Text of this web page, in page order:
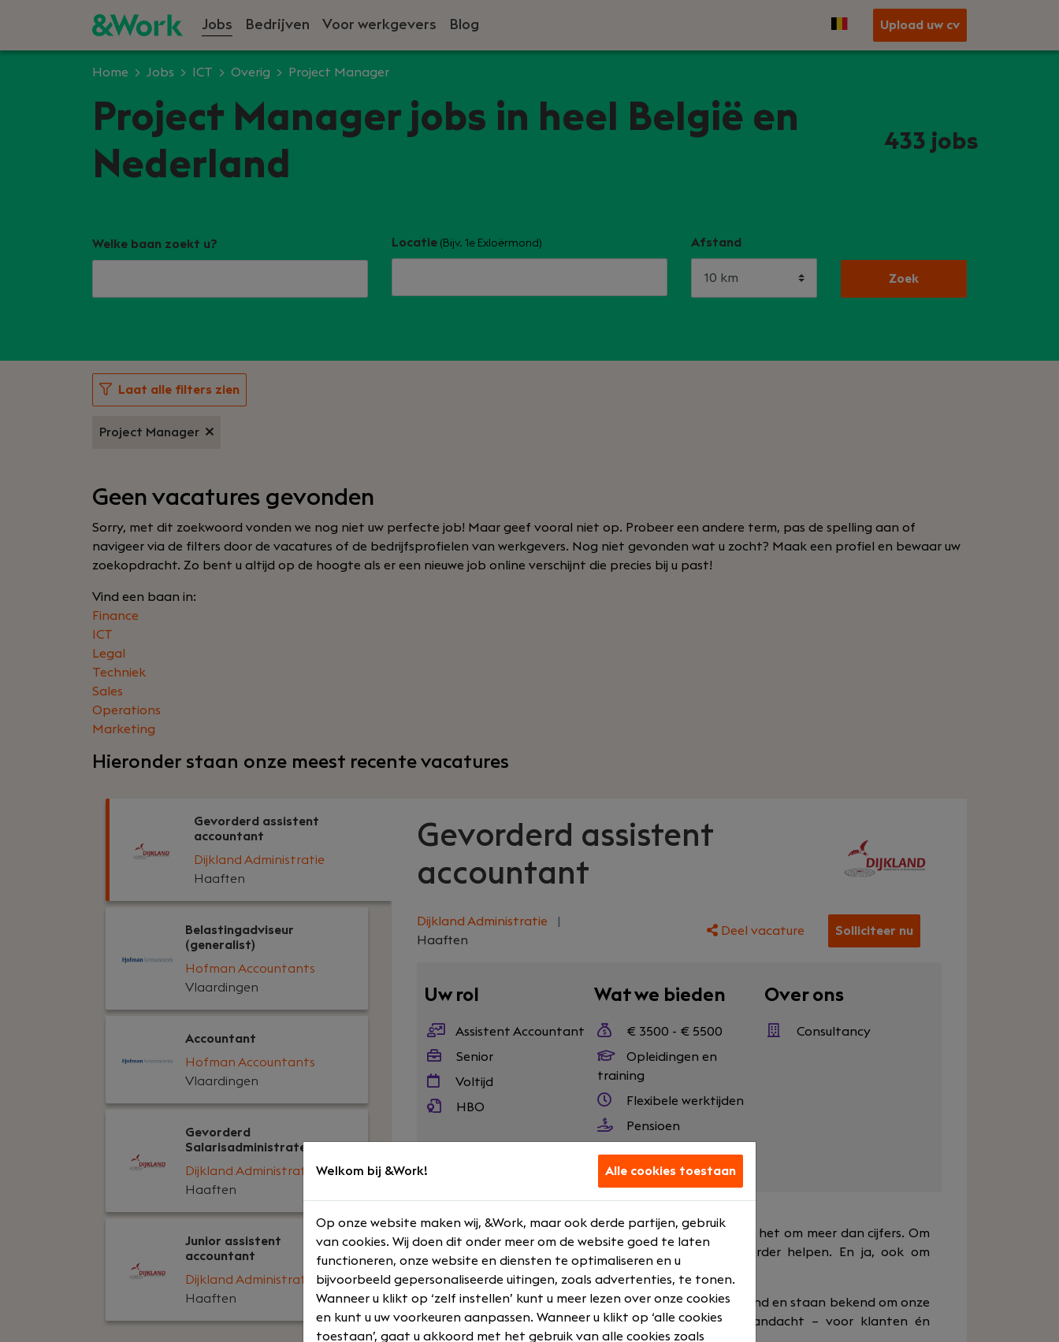
Jobs Bedrijven Voor werkgevers Blog Upload uw cv
Home Jobs ICT Overig Project Manager
Project Manager jobs in heel België en
Nederland
433 jobs
Welke baan zoekt u? Locatie (Bijv. 1e Exloërmond) Afstand
Zoek
Laat alle filters zien
Project Manager
Geen vacatures gevonden
Sorry, met dit zoekwoord vonden we nog niet uw perfecte job! Maar geef vooral niet op. Probeer een andere term, pas de spelling aan of
navigeer via de filters door de vacatures of de bedrijfsprofielen van werkgevers. Nog niet gevonden wat u zocht? Maak een profiel en bewaar uw
zoekopdracht. Zo bent u altijd op de hoogte als er een nieuwe job online verschijnt die precies bij u past!
Vind een baan in:
Finance
ICT
Legal
Techniek
Sales
Operations
Marketing
Hieronder staan onze meest recente vacatures
Gevorderd assistent
accountant
Dijkland Administratie
Haaften
Belastingadviseur
(generalist)
Hofman Accountants
Vlaardingen
Accountant
Hofman Accountants
Vlaardingen
Gevorderd
Salarisadministrateur
Dijkland Administratie
Haaften
Junior assistent
accountant
Dijkland Administratie
Haaften
Gevorderd assistent
accountant
Dijkland Administratie
Haaften
Deel vacature Solliciteer nu
Uw rol
Assistent Accountant
Senior
Voltijd
HBO
Wat we bieden
€ 3500 - € 5500
Opleidingen en
training
Flexibele werktijden
Pensioen
Over ons
Consultancy
Bij Dijkland administratie- en belastingadviseurs draait het om meer dan cijfers. Om
vertrouwen, samenwerking en ondernemers écht verder helpen. En ja, ook om
humor op de werkvloer en goede lunches.
Wij werken al jaren voor een breed MKB-klantenbestand en staan bekend om onze
nuchtere aanpak, betrokkenheid en persoonlijke aandacht – voor klanten én
Welkom bij &Work! Alle cookies toestaan
Op onze website maken wij, &Work, maar ook derde partijen, gebruik
van cookies. Wij doen dit onder meer om de website goed te laten
functioneren, onze website en diensten te optimaliseren en u
bijvoorbeeld gepersonaliseerde uitingen, zoals advertenties, te tonen.
Wanneer u klikt op ‘zelf instellen’ kunt u meer lezen over onze cookies
en kunt u uw voorkeuren aanpassen. Wanneer u klikt op ‘alle cookies
toestaan’, gaat u akkoord met het gebruik van alle cookies zoals